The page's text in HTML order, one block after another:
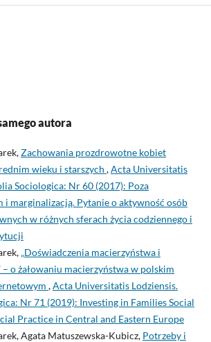
autora
Zachowania prozdrowotne kobiet
wieku i starszych ,Acta Universitatis
Sociologica: Nr 60 (2017): Poza
i marginalizacją. Pytanie o aktywność osób
w różnych sferach życia codziennego i
„Doświadczenia macierzyństwa i
– o żałowaniu macierzyństwa w polskim
,Acta Universitatis Lodziensis.
Nr 71 (2019): Investing in Families Social
Practice in Central and Eastern Europe
Agata Matuszewska-Kubicz, Potrzeby i